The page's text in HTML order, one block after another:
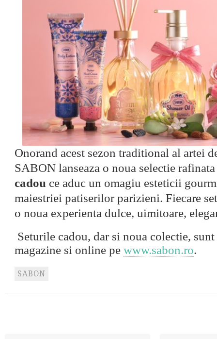
Onorand acest sezon traditional al artei
SABON lanseaza o noua selectie
cadou ce aduc un omagiu esteticii
maiestriei patiserilor parizieni. Fiecare
o noua experienta dulce, uimitoare,
Seturile cadou, dar si noua colectie,
magazine si online pe www.sabon.ro.
SABON